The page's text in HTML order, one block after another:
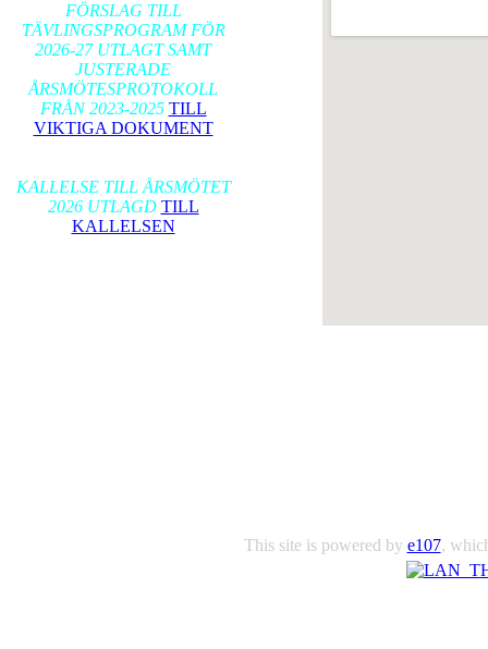
FÖRSLAG TILL
TÄVLINGSPROGRAM FÖR
2026-27 UTLAGT SAMT
JUSTERADE
ÅRSMÖTESPROTOKOLL
FRÅN 2023-2025 TILL
VIKTIGA DOKUMENT
KALLELSE TILL ÅRSMÖTET
2026 UTLAGD TILL
KALLELSEN
This site is powered by e107,